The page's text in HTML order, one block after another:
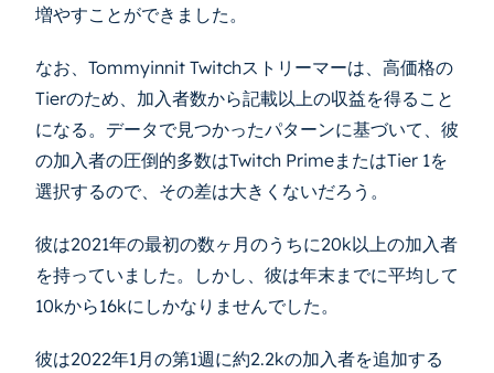
増やすことができました。
なお、Tommyinnit Twitchストリーマーは、高価格の
Tierのため、加入者数から記載以上の収益を得ること
になる。データで見つかったパターンに基づいて、彼
の加入者の圧倒的多数はTwitch PrimeまたはTier 1を
選択するので、その差は大きくないだろう。
彼は2021年の最初の数ヶ月のうちに20k以上の加入者
を持っていました。しかし、彼は年末までに平均して
10kから16kにしかなりませんでした。
彼は2022年1月の第1週に約2.2kの加入者を追加する